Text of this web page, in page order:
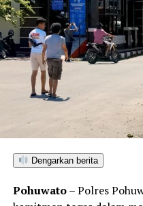
Dengarkan berita
Pohuwato– Polres